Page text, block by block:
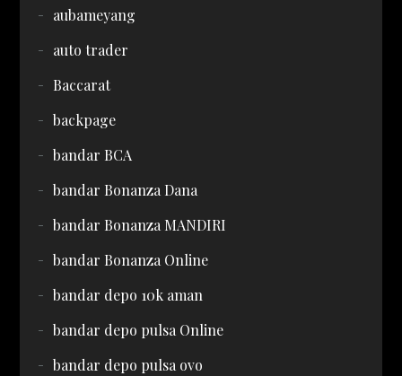
aubameyang
auto trader
Baccarat
backpage
bandar BCA
bandar Bonanza Dana
bandar Bonanza MANDIRI
bandar Bonanza Online
bandar depo 10k aman
bandar depo pulsa Online
bandar depo pulsa ovo